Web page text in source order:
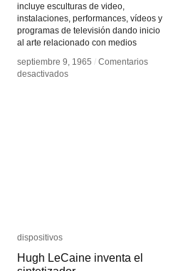
incluye esculturas de video,
instalaciones, performances, vídeos y
programas de televisión dando inicio
al arte relacionado con medios
septiembre 9, 1965 / Comentarios
desactivadosen
septiembre 9, 1965 / Comentarios
desactivadosen
dispositivos
Hugh LeCaine inventa el
dispositivos
Hugh LeCaine inventa el